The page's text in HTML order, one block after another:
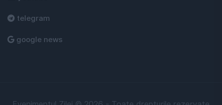
telegram
google news